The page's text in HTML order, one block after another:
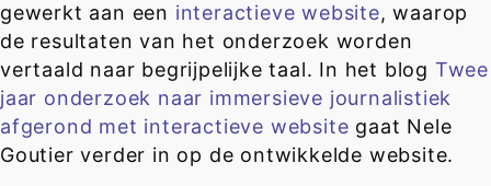
gewerkt aan een interactieve website, waarop
de resultaten van het onderzoek worden
vertaald naar begrijpelijke taal. In het blog Twee
jaar onderzoek naar immersieve journalistiek
afgerond met interactieve website gaat Nele
Goutier verder in op de ontwikkelde website.